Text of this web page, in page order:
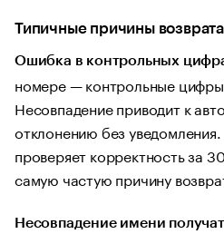
Типичные причины
Ошибка в контрольных
номере — контрольные
Несовпадение приводит к
отклонению без
проверяет корректность за
самую частую причину
Несовпадение имени